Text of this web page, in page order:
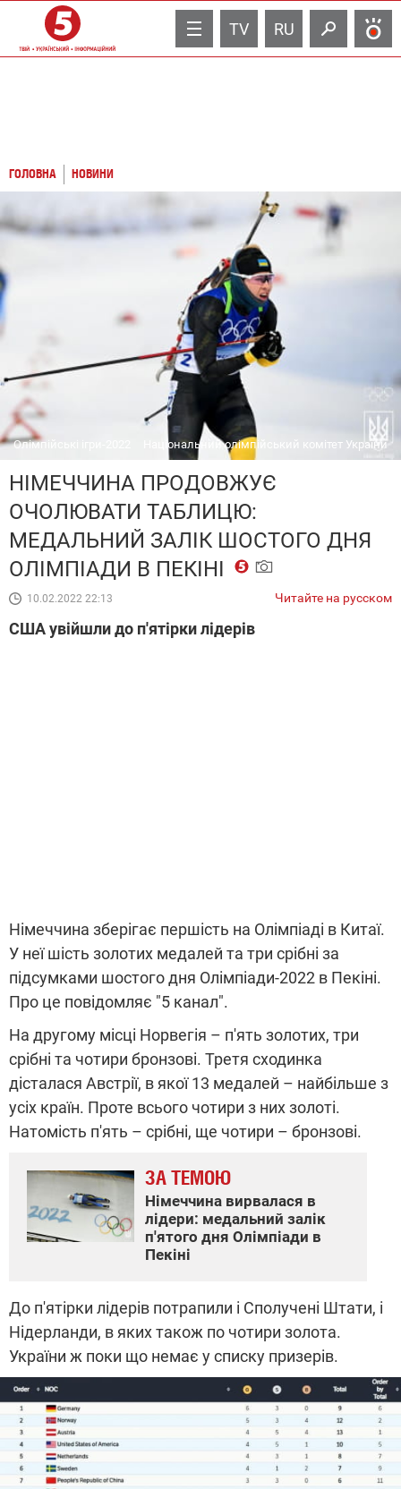
TV RU
ГОЛОВНА НОВИНИ
Олімпійські ігри-2022 Національний олімпійський комітет України
НІМЕЧЧИНА ПРОДОВЖУЄ
ОЧОЛЮВАТИ ТАБЛИЦЮ:
МЕДАЛЬНИЙ ЗАЛІК ШОСТОГО ДНЯ
ОЛІМПІАДИ В ПЕКІНІ
10.02.2022 22:13 Читайте на русском
США увійшли до п'ятірки лідерів
Німеччина зберігає першість на Олімпіаді в Китаї.
У неї шість золотих медалей та три срібні за
підсумками шостого дня Олімпіади-2022 в Пекіні.
Про це повідомляє "5 канал".
На другому місці Норвегія – п'ять золотих, три
срібні та чотири бронзові. Третя сходинка
дісталася Австрії, в якої 13 медалей – найбільше з
усіх країн. Проте всього чотири з них золоті.
Натомість п'ять – срібні, ще чотири – бронзові.
ЗА ТЕМОЮ
Німеччина вирвалася в
лідери: медальний залік
п'ятого дня Олімпіади в
Пекіні
До п'ятірки лідерів потрапили і Сполучені Штати, і
Нідерланди, в яких також по чотири золота.
України ж поки що немає у списку призерів.